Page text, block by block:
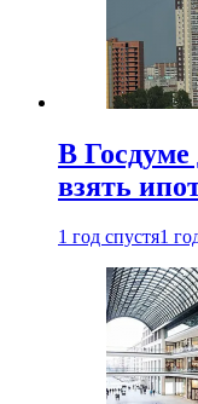
В
взять
1 год спустя1